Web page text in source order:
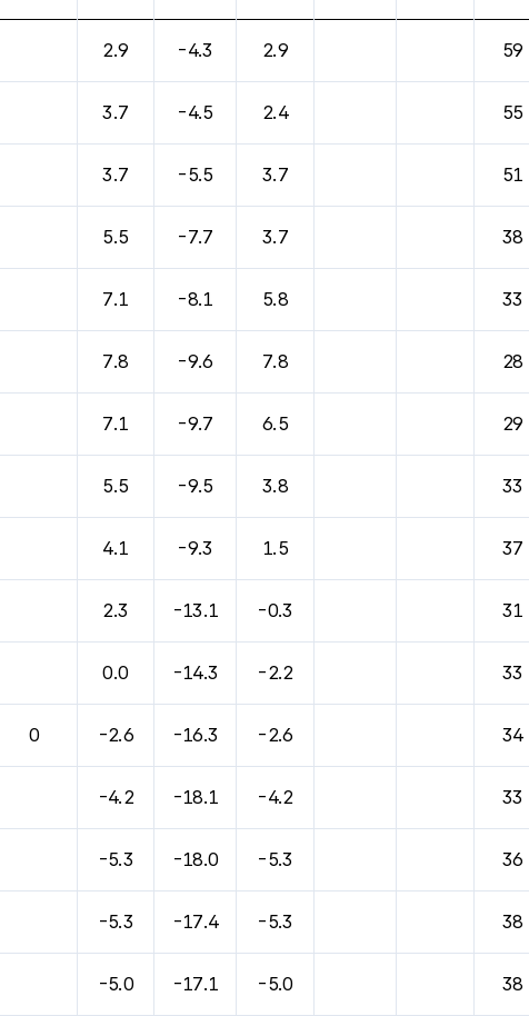
2.9 -4.3 2.9 59
3.7 -4.5 2.4 55
3.7 -5.5 3.7 51
5.5 -7.7 3.7 38
7.1 -8.1 5.8 33
7.8 -9.6 7.8 28
7.1 -9.7 6.5 29
5.5 -9.5 3.8 33
4.1 -9.3 1.5 37
2.3 -13.1 -0.3 31
0.0 -14.3 -2.2 33
0 -2.6 -16.3 -2.6 34
-4.2 -18.1 -4.2 33
-5.3 -18.0 -5.3 36
-5.3 -17.4 -5.3 38
-5.0 -17.1 -5.0 38